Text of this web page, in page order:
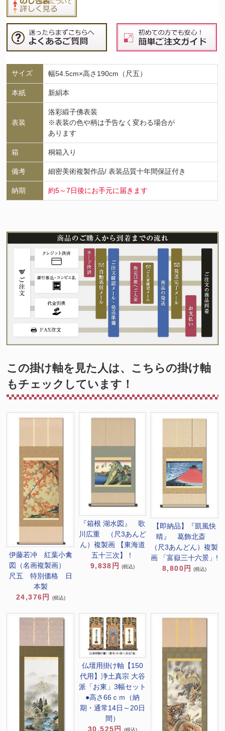
サイズ 幅54.5cm×高さ190cm（尺五）
本紙 新絹本
表装
洛彩緞子佛表装
※表装の色や柄は予告なく変わる場合が
あります
箱 桐箱入り
備考 細密美術複製作品/ 表装品質十年間保証付き
納期 約5～7日後にお手元に届きます
この掛け軸を見た人は、こちらの掛け軸
もチェックしています！
伊藤若冲 紅葉小禽
図（名画複製画）
尺五 特別価格 日
本製
24,376円
(税込)
『箱根 湖水図』 歌
川広重 （尺3あんど
ん）複製画 【東海道
五十三次】！
9,838円
(税込)
【即納品】『凱風快
晴』 葛飾北斎
（尺3あんどん）複製
画 「富嶽三十六景」!
8,800円 (税込)
仏壇用掛け軸【150
代用】浄土真宗 大谷
派「お東」3幅セット
●高さ66ｃｍ（納
期・通常14日～20日
間）
30,525円